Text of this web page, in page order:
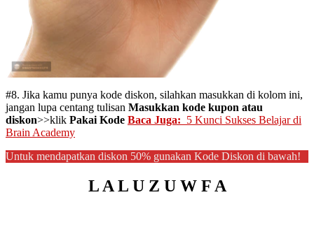
#8. Jika kamu punya kode diskon, silahkan masukkan di kolom ini,
jangan lupa centang tulisan Masukkan kode kupon atau
diskon>>klik Pakai Kode Baca Juga: 5 Kunci Sukses Belajar di
Brain Academy
Untuk mendapatkan diskon 50% gunakan Kode Diskon di bawah!
L A L U Z U W F A